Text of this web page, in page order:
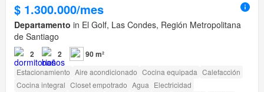
$ 1.300.000/mes
Departamento in El Golf, Las Condes, Región Metropolitana
de Santiago
2 2 90 m²
Estacionamiento Aire acondicionado Cocina equipada Calefacción
Cocina integral Closet empotrado Agua Electricidad